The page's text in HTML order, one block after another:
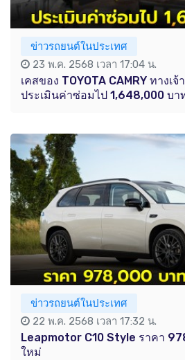
ข่าวรถยนต์ในประเทศ
23 พ.ค. 2568 เวลา 17:04 น.
เคสของ TOYOTA CAMRY ทางเ
ประเมินค่าซ่อมไป 1,648,000 บา
ข่าวรถยนต์ในประเทศ
22 พ.ค. 2568 เวลา 17:32 น.
Leapmotor C10 Style ราคา
ใหม่